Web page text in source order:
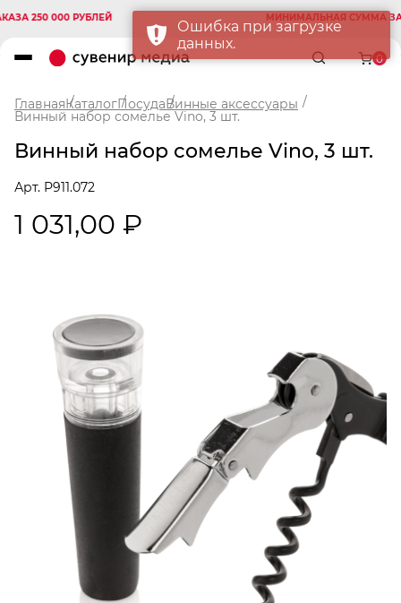
250 000 РУБЛЕЙ МИНИМАЛЬНАЯ СУММА
0
ГлавнаяКаталогПосудаВинные аксессуары
Винный набор сомелье Vino, 3 шт.
Винный набор сомелье Vino, 3 шт.
Арт. P911.072
1 031,00 ₽
Ошибка при загрузке
данных.